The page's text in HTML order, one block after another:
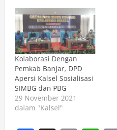
Kolaborasi Dengan
Pemkab Banjar, DPD
Apersi Kalsel Sosialisasi
SIMBG dan PBG
29 November 2021
dalam "Kalsel"